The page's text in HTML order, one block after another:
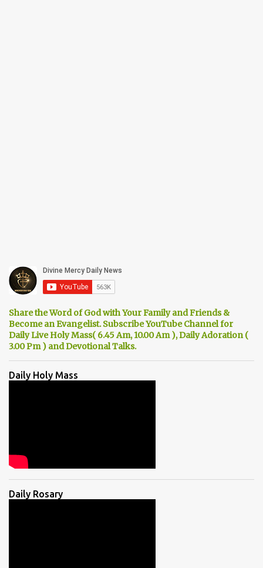
Share the Word of God with Your Family and Friends &
Become an Evangelist. Subscribe YouTube Channel for
Daily Live Holy Mass( 6.45 Am, 10.00 Am ), Daily Adoration (
3.00 Pm ) and Devotional Talks.
Daily Holy Mass
Daily Rosary